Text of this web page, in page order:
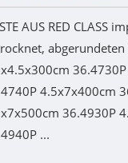
AUS RED CLASS
4.5x7x400cm
36.4930P
...